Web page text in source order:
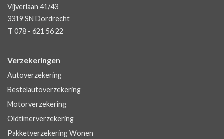
Vijverlaan 41/43
3319 SN Dordrecht
T 078 - 621 56 22
Verzekeringen
Autoverzekering
Bestelautoverzekering
Motorverzekering
Oldtimerverzekering
Pakketverzekering Wonen